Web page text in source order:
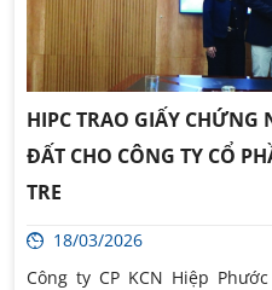
HIPC TRAO GIẤY CHỨNG
ĐẤT CHO CÔNG TY CỔ
TRE
18/03/2026
Công ty CP KCN Hiệp